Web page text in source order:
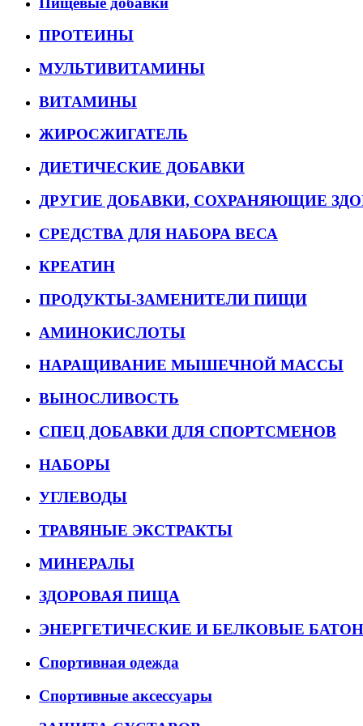
ПРОТЕИНЫ
МУЛЬТИВИТАМИНЫ
ВИТАМИНЫ
ЖИРОСЖИГАТЕЛЬ
ДИЕТИЧЕСКИЕ ДОБАВКИ
ДРУГИЕ ДОБАВКИ, СОХРАНЯЮЩИЕ
СРЕДСТВА ДЛЯ НАБОРА ВЕСА
КРЕАТИН
ПРОДУКТЫ-ЗАМЕНИТЕЛИ ПИЩИ
АМИНОКИСЛОТЫ
НАРАЩИВАНИЕ МЫШЕЧНОЙ МАССЫ
ВЫНОСЛИВОСТЬ
СПЕЦ ДОБАВКИ ДЛЯ СПОРТСМЕНОВ
НАБОРЫ
УГЛЕВОДЫ
ТРАВЯНЫЕ ЭКСТРАКТЫ
МИНЕРАЛЫ
ЗДОРОВАЯ ПИЩА
ЭНЕРГЕТИЧЕСКИЕ И БЕЛКОВЫЕ
Спортивная одежда
Спортивные аксессуары